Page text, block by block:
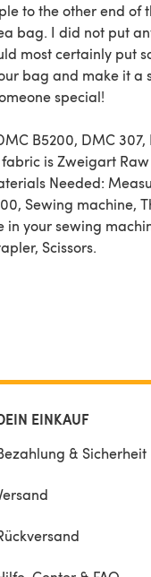
to the other end of
bag. I did not put
most certainly put
bag and make it a
special!
B5200, DMC 307,
is Zweigart Raw
Needed:
Sewing machine,
in your sewing
Scissors.
EINKAUF
& Sicherheit